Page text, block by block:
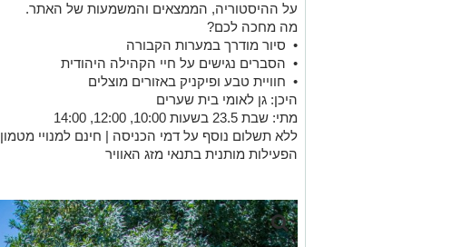
על ההיסטוריה, הממצאים והמשמעות של האתר.
מה מחכה לכם?
• סיור מודרך במערות הקבורה
• הסברים נגישים על חיי הקהילה היהודית
• חוויית טבע ופיקניק באזורים מוצלים
היכן: גן לאומי בית שערים
מתי: שבת 23.5 בשעות 10:00, 12:00, 14:00
ללא תשלום נוסף על דמי הכניסה | חינם למנויי מטמון
הפעילות מותנית בתנאי מזג האוויר